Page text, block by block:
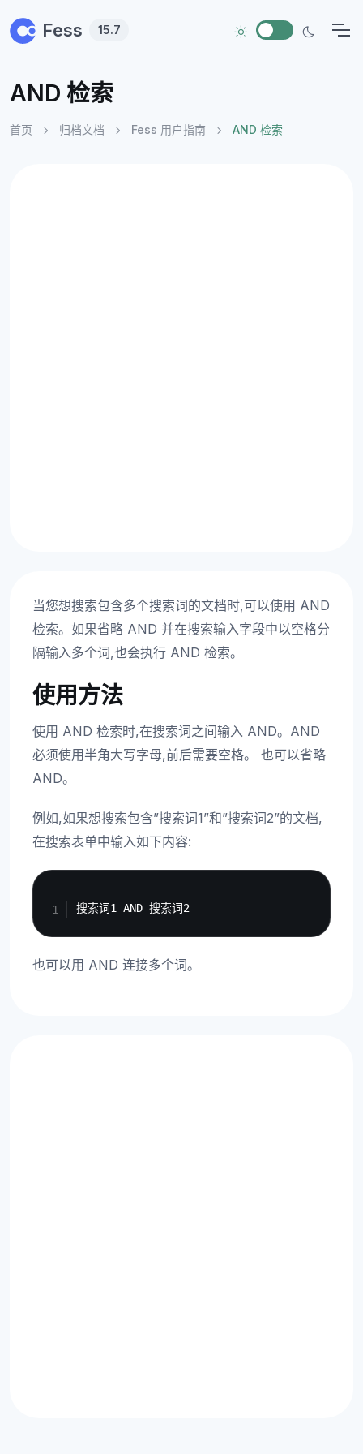
Fess 15.7
AND 检索
首页 归档文档 Fess 用户指南 AND 检索
当您想搜索包含多个搜索词的文档时,可以使用 AND
检索。如果省略 AND 并在搜索输入字段中以空格分
隔输入多个词,也会执行 AND 检索。
使用方法
使用 AND 检索时,在搜索词之间输入 AND。AND
必须使用半角大写字母,前后需要空格。 也可以省略
AND。
例如,如果想搜索包含”搜索词1”和”搜索词2”的文档,
在搜索表单中输入如下内容:
也可以用 AND 连接多个词。